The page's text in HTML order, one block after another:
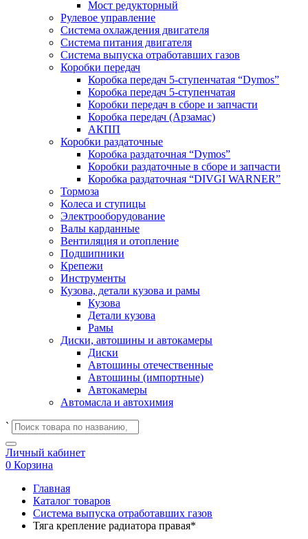
Мост редукторный
Рулевое управление
Система охлаждения двигателя
Система питания двигателя
Система выпуска отработавших газов
Коробки передач
Коробка передач 5-ступенчатая “Dymos”
Коробка передач 5-ступенчатая
Коробки передач в сборе и запчасти
Коробка передач (Арзамас)
АКПП
Коробки раздаточные
Коробка раздаточная “Dymos”
Коробки раздаточные в сборе и запчасти
Коробка раздаточная “DIVGI WARNER”
Тормоза
Колеса и ступицы
Электрооборудование
Валы карданные
Вентиляция и отопление
Подшипники
Крепежи
Инструменты
Кузова, детали кузова и рамы
Кузова
Детали кузова
Рамы
Диски, автошины и автокамеры
Диски
Автошины отечественные
Автошины (импортные)
Автокамеры
Автомасла и автохимия
`
Личный кабинет
0 Корзина
Главная
Каталог товаров
Система выпуска отработавших газов
Тяга крепление радиатора правая*